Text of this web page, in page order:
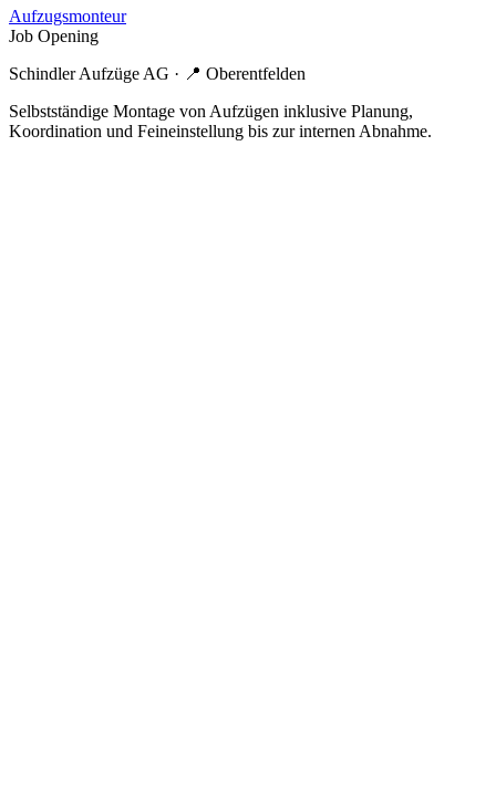
Aufzugsmonteur
Job Opening
Schindler Aufzüge AG · 📍 Oberentfelden
Selbstständige Montage von Aufzügen inklusive Planung,
Koordination und Feineinstellung bis zur internen Abnahme.